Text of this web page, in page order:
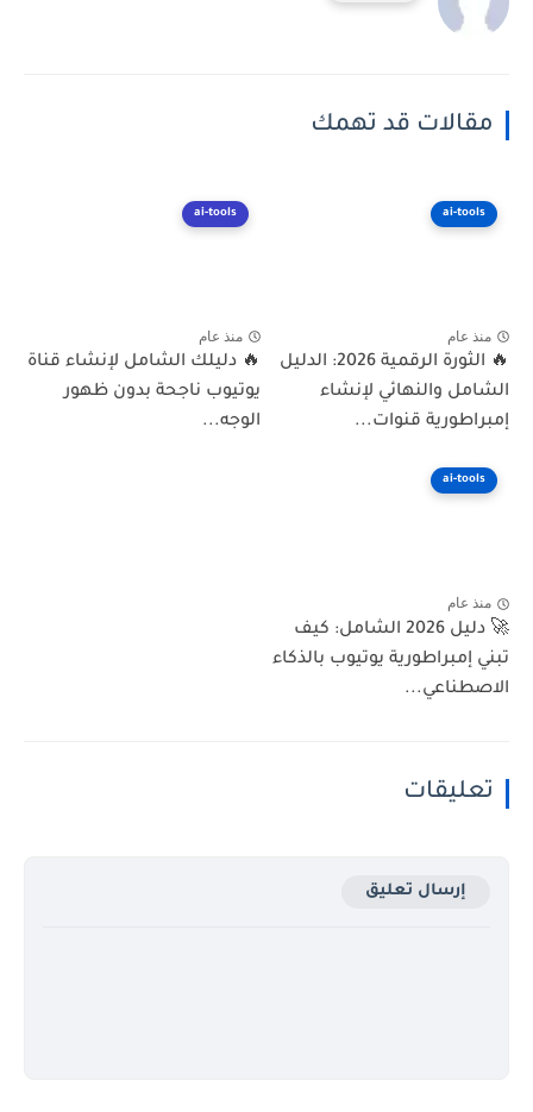
مقالات قد تهمك
ai-tools
منذ عام
🔥 الثورة الرقمية 2026: الدليل
الشامل والنهائي لإنشاء
إمبراطورية قنوات...
ai-tools
منذ عام
🔥 دليلك الشامل لإنشاء قناة
يوتيوب ناجحة بدون ظهور
الوجه...
ai-tools
منذ عام
🚀 دليل 2026 الشامل: كيف
تبني إمبراطورية يوتيوب بالذكاء
الاصطناعي...
تعليقات
إرسال تعليق